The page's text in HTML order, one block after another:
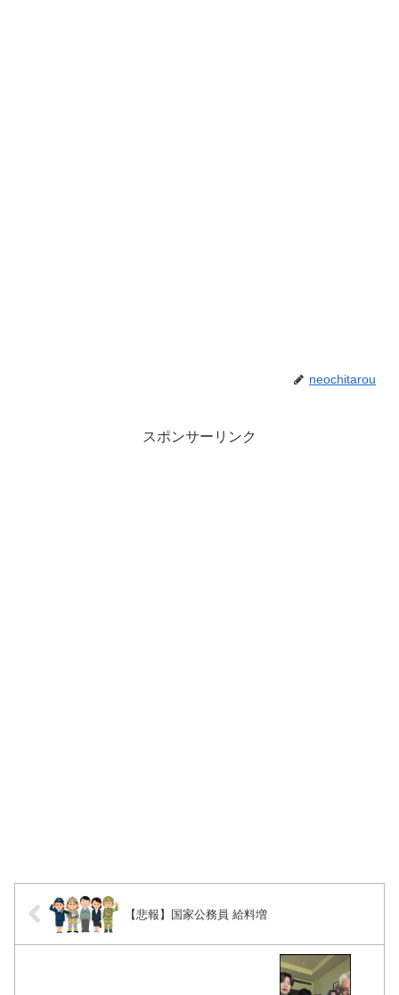
neochitarou
スポンサーリンク
【悲報】国家公務員 給料増